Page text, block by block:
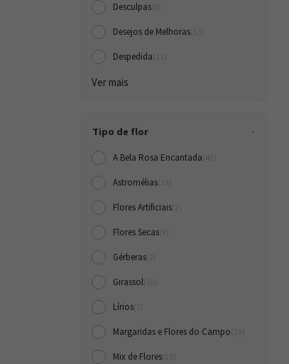
Desculpas
Desejos de Melhoras
Despedida
Ver mais
Tipo de flor
A Bela Rosa Encantada
Astromélias
Flores Artificiais
Flores Secas
Gérberas
Girassol
Lírios
Margaridas e Flores do Campo
Mix de Flores